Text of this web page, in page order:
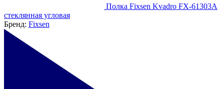
Полка Fixsen Kvadro FX-61303A
стеклянная угловая
Бренд: Fixsen